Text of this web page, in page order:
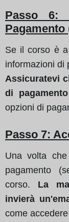
Passo 6:
Pagamento
Se il corso è
informazioni di
Assicuratevi
di
opzioni di
Passo 7:
Una volta
pagamento
corso. La
invierà
come